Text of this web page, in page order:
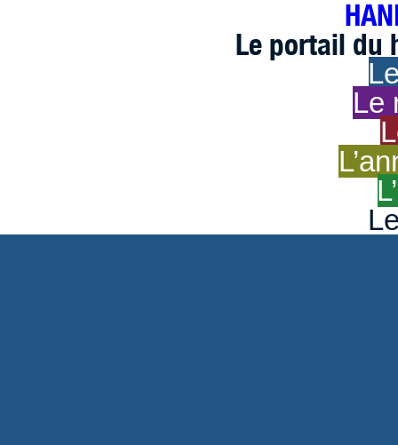
Le portail du
Le